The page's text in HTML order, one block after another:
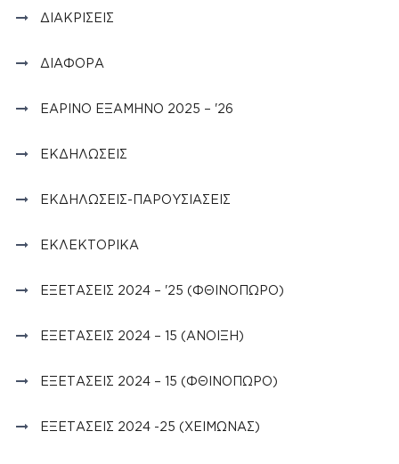
ΔΙΑΚΡΊΣΕΙΣ
ΔΙΆΦΟΡΑ
ΕΑΡΙΝΌ ΕΞΆΜΗΝΟ 2025 – '26
ΕΚΔΗΛΏΣΕΙΣ
ΕΚΔΗΛΏΣΕΙΣ-ΠΑΡΟΥΣΙΆΣΕΙΣ
ΕΚΛΕΚΤΟΡΙΚΆ
ΕΞΕΤΆΣΕΙΣ 2024 – '25 (ΦΘΙΝΌΠΩΡΟ)
ΕΞΕΤΆΣΕΙΣ 2024 – 15 (ΆΝΟΙΞΗ)
ΕΞΕΤΆΣΕΙΣ 2024 – 15 (ΦΘΙΝΟΠΩΡΟ)
ΕΞΕΤΆΣΕΙΣ 2024 -25 (ΧΕΙΜΏΝΑΣ)